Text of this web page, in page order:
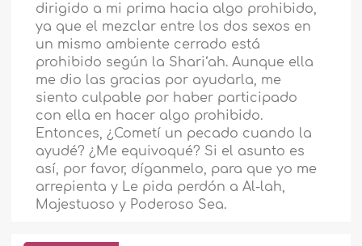
dirigido a mi prima hacia algo prohibido,
ya que el mezclar entre los dos sexos en
un mismo ambiente cerrado está
prohibido según la Shari‘ah. Aunque ella
me dio las gracias por ayudarla, me
siento culpable por haber participado
con ella en hacer algo prohibido.
Entonces, ¿Cometí un pecado cuando la
ayudé? ¿Me equivoqué? Si el asunto es
así, por favor, díganmelo, para que yo me
arrepienta y Le pida perdón a Al-lah,
Majestuoso y Poderoso Sea.